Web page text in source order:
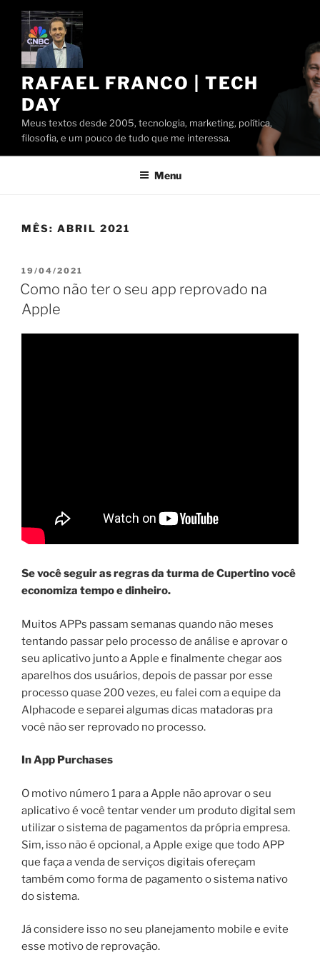
Pular
conteúdo
RAFAEL FRANCO | TECH
DAY
Meus textos desde 2005, tecnologia, marketing, política,
filosofia, e um pouco de tudo que me interessa.
Menu
MÊS: ABRIL 2021
PUBLICADO
EM
19/04/2021
Como não ter o seu app reprovado na
Apple
Se você seguir as regras da turma de Cupertino você
economiza tempo e dinheiro.
Muitos APPs passam semanas quando não meses
tentando passar pelo processo de análise e aprovar o
seu aplicativo junto a Apple e finalmente chegar aos
aparelhos dos usuários, depois de passar por esse
processo quase 200 vezes, eu falei com a equipe da
Alphacode e separei algumas dicas matadoras pra
você não ser reprovado no processo.
In App Purchases
O motivo número 1 para a Apple não aprovar o seu
aplicativo é você tentar vender um produto digital sem
utilizar o sistema de pagamentos da própria empresa.
Sim, isso não é opcional, a Apple exige que todo APP
que faça a venda de serviços digitais ofereçam
também como forma de pagamento o sistema nativo
do sistema.
Já considere isso no seu planejamento mobile e evite
esse motivo de reprovação.